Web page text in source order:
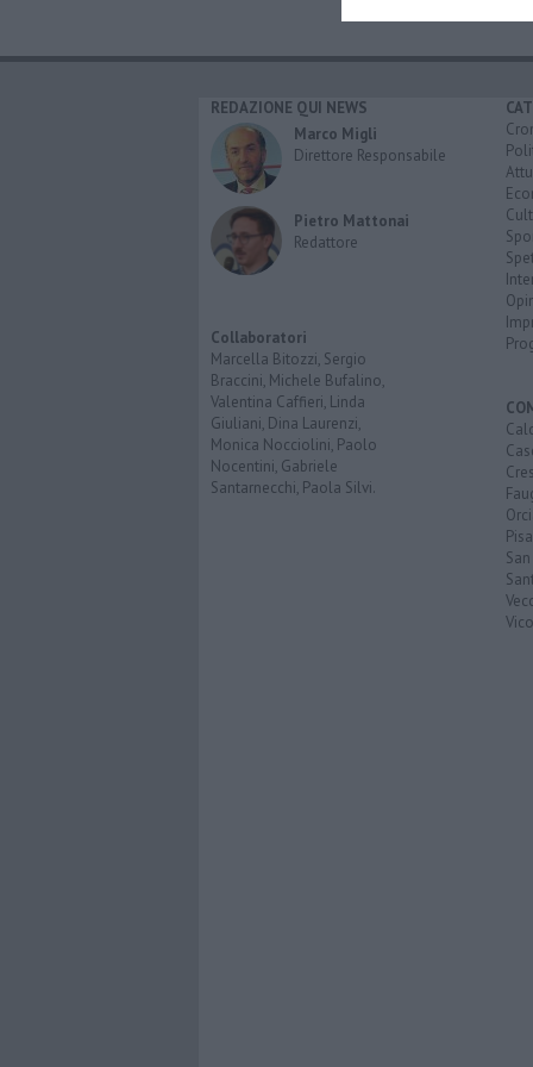
REDAZIONE QUI NEWS
Marco Migli
Direttore Responsabile
Pietro Mattonai
Redattore
Collaboratori
Marcella Bitozzi, Sergio
Braccini, Michele Bufalino,
Valentina Caffieri, Linda
Giuliani, Dina Laurenzi,
Monica Nocciolini, Paolo
Nocentini, Gabriele
Santarnecchi, Paola Silvi.
Pisa